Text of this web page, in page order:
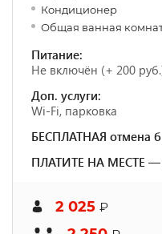
Кондиционер
Общая ванная
Питание:
Не включён (+ 200
Доп. услуги:
Wi-Fi, парковка
БЕСПЛАТНАЯ отмена
ПЛАТИТЕ НА МЕСТЕ —
2 025 ₽